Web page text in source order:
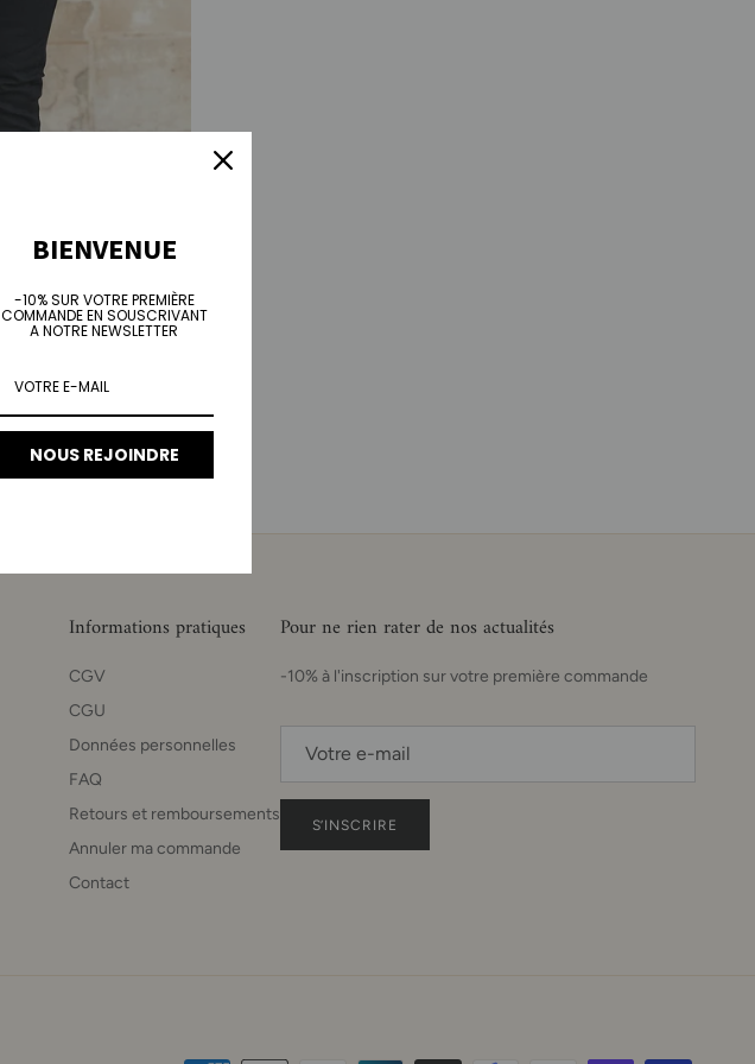
Informations pratiques
CGV
CGU
Données personnelles
FAQ
Retours et remboursements
Annuler ma commande
Contact
Pour ne rien rater de nos actualités
-10% à l'inscription sur votre première commande
S’INSCRIRE
BIENVENUE
-10% SUR VOTRE PREMIÈRE
COMMANDE EN SOUSCRIVANT
A NOTRE NEWSLETTER
NOUS REJOINDRE